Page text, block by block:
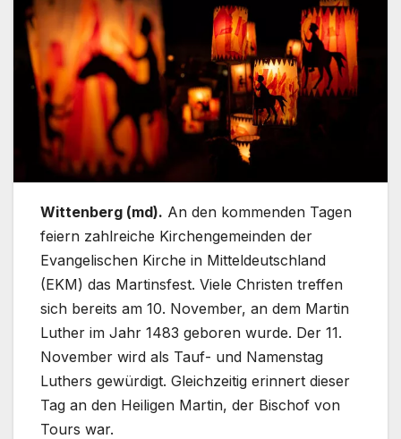
Wittenberg (md). An den kommenden Tagen
feiern zahlreiche Kirchengemeinden der
Evangelischen Kirche in Mitteldeutschland
(EKM) das Martinsfest. Viele Christen treffen
sich bereits am 10. November, an dem Martin
Luther im Jahr 1483 geboren wurde. Der 11.
November wird als Tauf- und Namenstag
Luthers gewürdigt. Gleichzeitig erinnert dieser
Tag an den Heiligen Martin, der Bischof von
Tours war.